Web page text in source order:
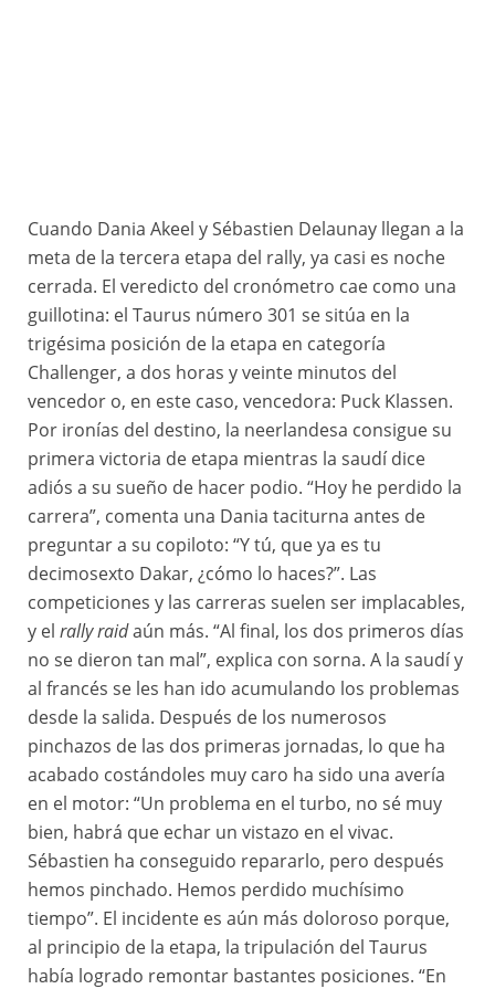
Cuando Dania Akeel y Sébastien Delaunay llegan a la
meta de la tercera etapa del rally, ya casi es noche
cerrada. El veredicto del cronómetro cae como una
guillotina: el Taurus número 301 se sitúa en la
trigésima posición de la etapa en categoría
Challenger, a dos horas y veinte minutos del
vencedor o, en este caso, vencedora: Puck Klassen.
Por ironías del destino, la neerlandesa consigue su
primera victoria de etapa mientras la saudí dice
adiós a su sueño de hacer podio. “Hoy he perdido la
carrera”, comenta una Dania taciturna antes de
preguntar a su copiloto: “Y tú, que ya es tu
decimosexto Dakar, ¿cómo lo haces?”. Las
competiciones y las carreras suelen ser implacables,
y el rally raidaún más. “Al final, los dos primeros días
no se dieron tan mal”, explica con sorna. A la saudí y
al francés se les han ido acumulando los problemas
desde la salida. Después de los numerosos
pinchazos de las dos primeras jornadas, lo que ha
acabado costándoles muy caro ha sido una avería
en el motor: “Un problema en el turbo, no sé muy
bien, habrá que echar un vistazo en el vivac.
Sébastien ha conseguido repararlo, pero después
hemos pinchado. Hemos perdido muchísimo
tiempo”. El incidente es aún más doloroso porque,
al principio de la etapa, la tripulación del Taurus
había logrado remontar bastantes posiciones. “En